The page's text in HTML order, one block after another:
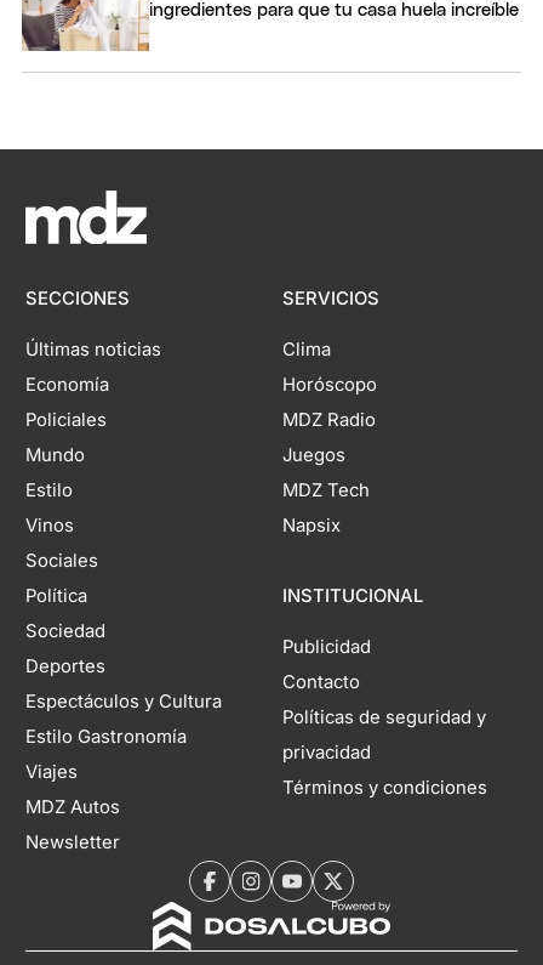
ingredientes para que tu casa huela increíble
SECCIONES
Últimas noticias
Economía
Policiales
Mundo
Estilo
Vinos
Sociales
Política
Sociedad
Deportes
Espectáculos y Cultura
Estilo Gastronomía
Viajes
MDZ Autos
Newsletter
SERVICIOS
Clima
Horóscopo
MDZ Radio
Juegos
MDZ Tech
Napsix
INSTITUCIONAL
Publicidad
Contacto
Políticas de seguridad y
privacidad
Términos y condiciones